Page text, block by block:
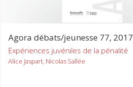
Agora débats/jeunesse 77, 2017
Expériences juvéniles de la pénalité
Alice Jaspart, Nicolas Sallée